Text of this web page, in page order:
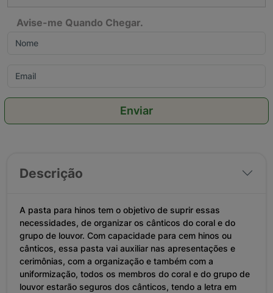
Avise-me Quando Chegar.
Enviar
Descrição
A pasta para hinos tem o objetivo de suprir essas
necessidades, de organizar os cânticos do coral e do
grupo de louvor. Com capacidade para cem hinos ou
cânticos, essa pasta vai auxiliar nas apresentações e
cerimônias, com a organização e também com a
uniformização, todos os membros do coral e do grupo de
louvor estarão seguros dos cânticos, tendo a letra em